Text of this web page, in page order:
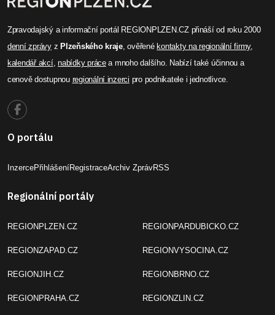
Zpravodajský a informační portál REGIONPLZEN.CZ přináší od roku 2000
denní zprávyz Plzeňského kraje, ověřené kontakty na regionální firmy,
kalendář akcí,nabídky prácea mnoho dalšího. Nabízí také účinnou a
cenově dostupnou regionální inzerci pro podnikatele i jednotlivce.
O portálu
InzercePřihlášeníRegistraceArchiv ZprávRSS
Regionální portály
REGIONPLZEN.CZ
REGIONZAPAD.CZ
REGIONJIH.CZ
REGIONPRAHA.CZ
REGIONPARDUBICKO.CZ
REGIONVYSOCINA.CZ
REGIONBRNO.CZ
REGIONZLIN.CZ